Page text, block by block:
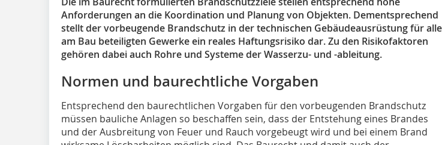
Anforderungen an die Koordination und Planung von Objekten. Dementsprechend
stellt der vorbeugende Brandschutz in der technischen Gebäudeausrüstung für alle
am Bau beteiligten Gewerke ein reales Haftungsrisiko dar. Zu den Risikofaktoren
gehören dabei auch Rohre und Systeme der Wasserzu- und -ableitung.
Normen und baurechtliche Vorgaben
Entsprechend den baurechtlichen Vorgaben für den vorbeugenden Brandschutz
müssen bauliche Anlagen so beschaffen sein, dass der Entstehung eines Brandes
und der Ausbreitung von Feuer und Rauch vorgebeugt wird und bei einem Brand